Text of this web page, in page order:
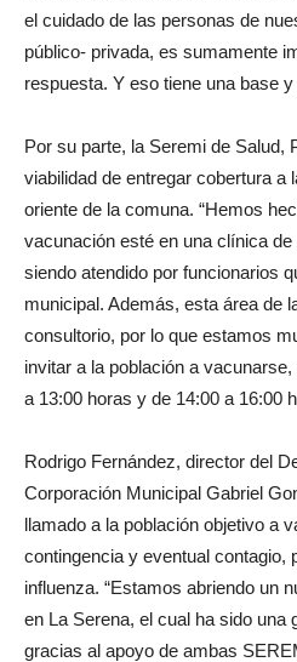
el cuidado de las personas de
público- privada, es sumamente
respuesta. Y eso tiene una base
Por su parte, la Seremi de Salud,
viabilidad de entregar cobertura a
oriente de la comuna. “Hemos
vacunación esté en una clínica
siendo atendido por funcionarios
municipal. Además, esta área de
consultorio, por lo que estamos
invitar a la población a
a 13:00 horas y de 14:00 a 16:00
Rodrigo Fernández, director del
Corporación Municipal Gabriel
llamado a la población objetivo a
contingencia y eventual contagio,
influenza. “Estamos abriendo un
en La Serena, el cual ha sido una
gracias al apoyo de ambas